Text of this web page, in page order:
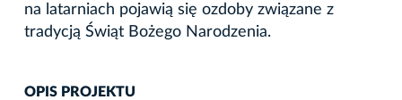
na latarniach pojawią się ozdoby związane z
tradycją Świąt Bożego Narodzenia.
OPIS PROJEKTU